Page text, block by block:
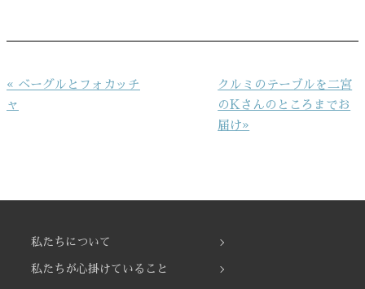
投
稿
« ベーグルとフォカッチ
ャ
クルミのテーブルを二宮
のKさんのところまでお
届け»
私たちについて
私たちが心掛けていること